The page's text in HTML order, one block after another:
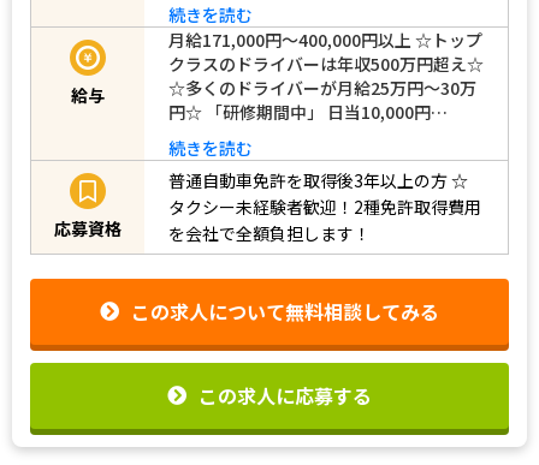
続きを読む
給与
月給171,000円～400,000円以上 ☆トップ
クラスのドライバーは年収500万円超え☆
☆多くのドライバーが月給25万円～30万
円☆ 「研修期間中」 日当10,000円…
続きを読む
応募資格
普通自動車免許を取得後3年以上の方☆
タクシー未経験者歓迎！2種免許取得費用
を会社で全額負担します！
この求人について無料相談してみる
この求人に応募する